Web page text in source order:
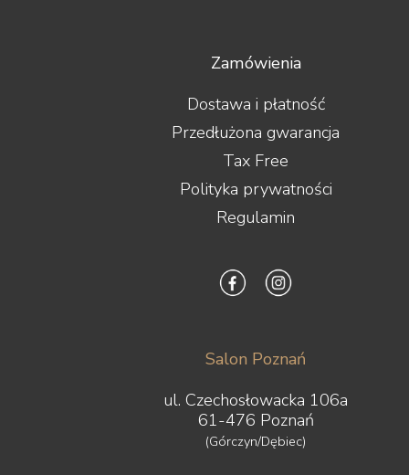
Zamówienia
Dostawa i płatność
Przedłużona gwarancja
Tax Free
Polityka prywatności
Regulamin
Salon Poznań
ul. Czechosłowacka 106a
61-476 Poznań
(Górczyn/Dębiec)